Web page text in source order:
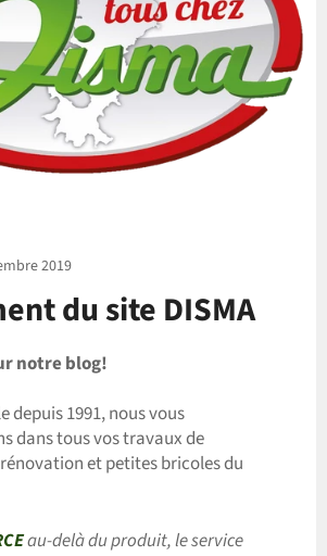
2019
du site DISMA
notre blog!
depuis 1991, nous vous
dans tous vos travaux de
et petites bricoles du
au-delà du produit, le service